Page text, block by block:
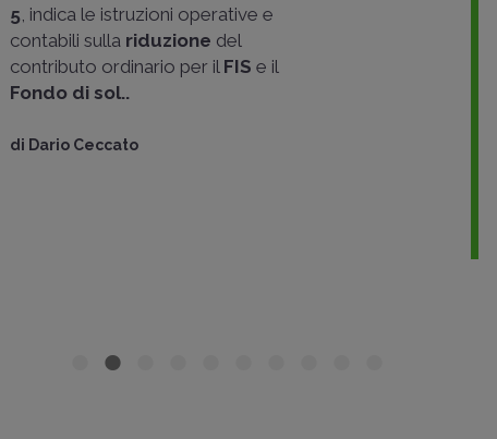
5 , indica le istruzioni operative e
contabili sulla riduzione del
contributo ordinario per il FIS e il
Fondo di sol..
di Dario Ceccato